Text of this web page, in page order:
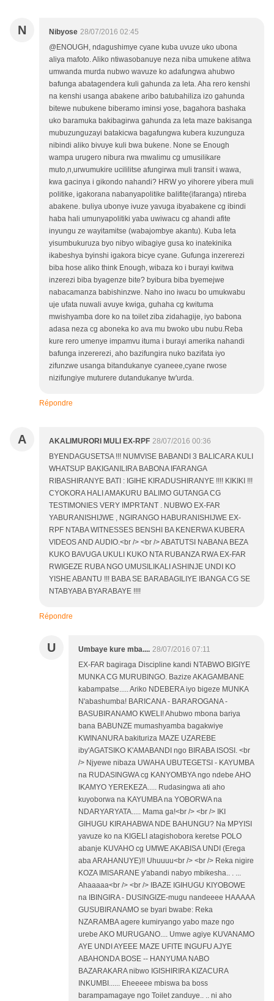
N Nibyose 28/07/2016 02:45
@ENOUGH, ndagushimye cyane kuba uvuze uko ubona
aliya mafoto. Aliko ntiwasobanuye neza niba umukene atitwa
umwanda murda nubwo wavuze ko adafungwa ahubwo
bafunga abatagendera kuli gahunda za leta. Aha rero kenshi
na kenshi usanga abakene aribo batubahiliza izo gahunda
bitewe nubukene biberamo iminsi yose, bagahora bashaka
uko baramuka bakibagirwa gahunda za leta maze bakisanga
mubuzunguzayi batakicwa bagafungwa kubera kuzunguza
nibindi aliko bivuye kuli bwa bukene. None se Enough
wampa urugero nibura rwa mwalimu cg umusilikare
muto,n,urwumukire ucililitse afungirwa muli transit i wawa,
kwa gacinya i gikondo nahandi? HRW yo yihorere yibera muli
politike, igakorana nabanyapolitike balifite(ifaranga) ntireba
abakene. buliya ubonye ivuze yavuga ibyabakene cg ibindi
haba hali umunyapolitiki yaba uwiwacu cg ahandi afite
inyungu ze wayitamitse (wabajombye akantu). Kuba leta
yisumbukuruza byo nibyo wibagiye gusa ko inatekinika
ikabeshya byinshi igakora bicye cyane. Gufunga inzererezi
biba hose aliko think Enough, wibaza ko i burayi kwitwa
inzerezi biba byagenze bite? byibura biba byemejwe
nabacamanza babishinzwe. Naho ino iwacu bo umukwabu
uje ufata nuwali avuye kwiga, guhaha cg kwituma
mwishyamba dore ko na toilet ziba zidahagije, iyo babona
adasa neza cg aboneka ko ava mu bwoko ubu nubu.Reba
kure rero umenye impamvu ituma i burayi amerika nahandi
bafunga inzererezi, aho bazifungira nuko bazifata iyo
zifunzwe usanga bitandukanye cyaneee,cyane rwose
nizifungiye muturere dutandukanye tw'urda.
Répondre
A AKALIMURORI MULI EX-RPF 28/07/2016 00:36
BYENDAGUSETSA !!! NUMVISE BABANDI 3 BALICARA KULI
WHATSUP BAKIGANILIRA BABONA IFARANGA
RIBASHIRANYE BATI : IGIHE KIRADUSHIRANYE !!!! KIKIKI !!!
CYOKORA HALI AMAKURU BALIMO GUTANGA CG
TESTIMONIES VERY IMPRTANT . NUBWO EX-FAR
YABURANISHIJWE , NGIRANGO HABURANISHIJWE EX-
RPF NTABA WITNESSES BENSHI BA KENERWA KUBERA
VIDEOS AND AUDIO.<br /> <br /> ABATUTSI NABANA BEZA
KUKO BAVUGA UKULI KUKO NTA RUBANZA RWA EX-FAR
RWIGEZE RUBA NGO UMUSILIKALI ASHINJE UNDI KO
YISHE ABANTU !!! BABA SE BARABAGILIYE IBANGA CG SE
NTABYABA BYARABAYE !!!!
Répondre
U Umbaye kure mba.... 28/07/2016 07:11
EX-FAR bagiraga Discipline kandi NTABWO BIGIYE
MUNKA CG MURUBINGO. Bazize AKAGAMBANE
kabampatse..... Ariko NDEBERA iyo bigeze MUNKA
N'abashumba! BARICANA - BARAROGANA -
BASUBIRANAMO KWELI! Ahubwo mbona bariya
bana BABUNZE mumashyamba bagakwiye
KWINANURA bakituriza MAZE UZAREBE
iby'AGATSIKO K'AMABANDI ngo BIRABA ISOSI. <br
/> Njyewe nibaza UWAHA UBUTEGETSI - KAYUMBA
na RUDASINGWA cg KANYOMBYA ngo ndebe AHO
IKAMYO YEREKEZA..... Rudasingwa ati aho
kuyoborwa na KAYUMBA na YOBORWA na
NDARYARYATA..... Mama ga!<br /> <br /> IKI
GIHUGU KIRAHABWA NDE BAHUNGU? Na MPYISI
yavuze ko na KIGELI atagishobora keretse POLO
abanje KUVAHO cg UMWE AKABISA UNDI (Erega
aba ARAHANUYE)!! Uhuuuu<br /> <br /> Reka nigire
KOZA IMISARANE y'abandi nabyo mbikesha.. . ...
Ahaaaaa<br /> <br /> IBAZE IGIHUGU KIYOBOWE
na IBINGIRA - DUSINGIZE-mugu nandeeee HAAAAA
GUSUBIRANAMO se byari bwabe: Reka
NZARAMBA agere kumiryango yabo maze ngo
urebe AKO MURUGANO.... Umwe agiye KUVANAMO
AYE UNDI AYEEE MAZE UFITE INGUFU AJYE
ABAHONDA BOSE -- HANYUMA NABO
BAZARAKARA nibwo IGISHIRIRA KIZACURA
INKUMBI...... Eheeeee mbiswa ba boss
barampamagaye ngo Toilet zanduye.. .. ni aho